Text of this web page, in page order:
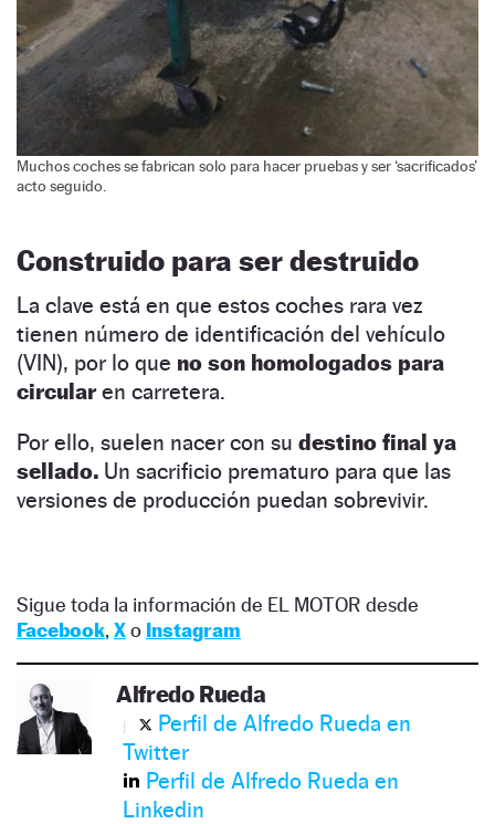
Muchos coches se fabrican solo para hacer pruebas y ser ‘sacrificados’
acto seguido.
Construido para ser destruido
La clave está en que estos coches rara vez
tienen número de identificación del vehículo
(VIN), por lo que no son homologados para
circularen carretera.
Por ello, suelen nacer con su destino final ya
sellado. Un sacrificio prematuro para que las
versiones de producción puedan sobrevivir.
Sigue toda la información de EL MOTOR desde
Facebook, Xo Instagram
Alfredo Rueda
Perfil de Alfredo Rueda en
Twitter
Perfil de Alfredo Rueda en
Linkedin